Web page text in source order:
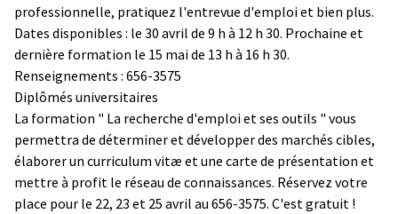
professionnelle, pratiquez l'entrevue d'emploi et bien plus.
Dates disponibles : le 30 avril de 9 h à 12 h 30. Prochaine et
dernière formation le 15 mai de 13 h à 16 h 30.
Renseignements : 656-3575
Diplômés universitaires
La formation " La recherche d'emploi et ses outils " vous
permettra de déterminer et développer des marchés cibles,
élaborer un curriculum vitæ et une carte de présentation et
mettre à profit le réseau de connaissances. Réservez votre
place pour le 22, 23 et 25 avril au 656-3575. C'est gratuit !